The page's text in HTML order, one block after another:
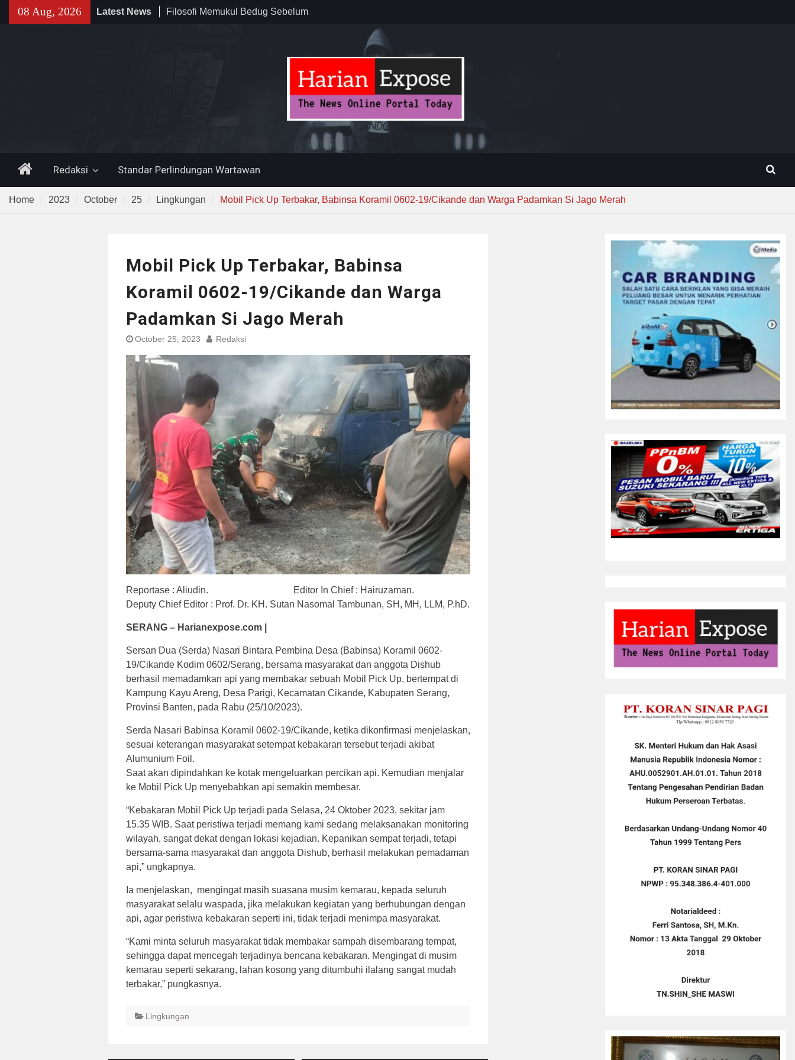
08 Aug, 2026 Latest News
Filosofi Memukul Bedug Sebelum
Narkoba di Sekolah Kebayoran
Lama, DPR Minta Diusut Tuntas
HomeRedaksi Standar Perlindungan Wartawan
Home 2023 October 25 Lingkungan Mobil Pick Up Terbakar, Babinsa Koramil 0602-19/Cikande dan Warga Padamkan Si Jago Merah
Mobil Pick Up Terbakar, Babinsa
Koramil 0602-19/Cikande dan Warga
Padamkan Si Jago Merah
October 25, 2023 Redaksi
Reportase : Aliudin. Editor In Chief : Hairuzaman.
Deputy Chief Editor : Prof. Dr. KH. Sutan Nasomal Tambunan, SH, MH, LLM, P.hD.
SERANG – Harianexpose.com |
Sersan Dua (Serda) Nasari Bintara Pembina Desa (Babinsa) Koramil 0602-
19/Cikande Kodim 0602/Serang, bersama masyarakat dan anggota Dishub
berhasil memadamkan api yang membakar sebuah Mobil Pick Up, bertempat di
Kampung Kayu Areng, Desa Parigi, Kecamatan Cikande, Kabupaten Serang,
Provinsi Banten, pada Rabu (25/10/2023).
Serda Nasari Babinsa Koramil 0602-19/Cikande, ketika dikonfirmasi menjelaskan,
sesuai keterangan masyarakat setempat kebakaran tersebut terjadi akibat
Alumunium Foil.
Saat akan dipindahkan ke kotak mengeluarkan percikan api. Kemudian menjalar
ke Mobil Pick Up menyebabkan api semakin membesar.
“Kebakaran Mobil Pick Up terjadi pada Selasa, 24 Oktober 2023, sekitar jam
15.35 WIB. Saat peristiwa terjadi memang kami sedang melaksanakan monitoring
wilayah, sangat dekat dengan lokasi kejadian. Kepanikan sempat terjadi, tetapi
bersama-sama masyarakat dan anggota Dishub, berhasil melakukan pemadaman
api,” ungkapnya.
Ia menjelaskan, mengingat masih suasana musim kemarau, kepada seluruh
masyarakat selalu waspada, jika melakukan kegiatan yang berhubungan dengan
api, agar peristiwa kebakaran seperti ini, tidak terjadi menimpa masyarakat.
“Kami minta seluruh masyarakat tidak membakar sampah disembarang tempat,
sehingga dapat mencegah terjadinya bencana kebakaran. Mengingat di musim
kemarau seperti sekarang, lahan kosong yang ditumbuhi ilalang sangat mudah
terbakar,” pungkasnya.
Lingkungan